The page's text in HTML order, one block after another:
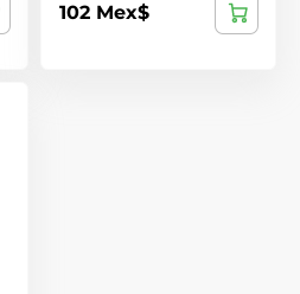
102 Mex$